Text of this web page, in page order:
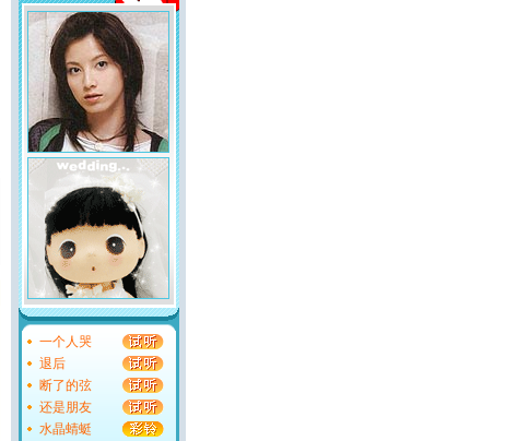
一个人哭
退后
断了的弦
还是朋友
水晶蜻蜓